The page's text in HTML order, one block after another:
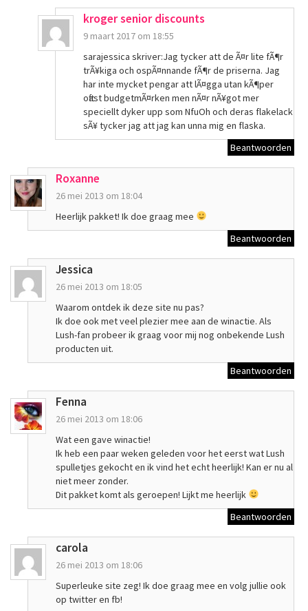
kroger senior discounts
9 maart 2017 om 18:55
sarajessica skriver:Jag tycker att de Ã¤r lite fÃ¶r
trÃ¥kiga och ospÃ¤nnande fÃ¶r de priserna. Jag
har inte mycket pengar att lÃ¤gga utan kÃ¶per
oftast budgetmÃ¤rken men nÃ¤r nÃ¥got mer
speciellt dyker upp som NfuOh och deras flakelack
sÃ¥ tycker jag att jag kan unna mig en flaska.
Beantwoorden
Roxanne
26 mei 2013 om 18:04
Heerlijk pakket! Ik doe graag mee
Beantwoorden
Jessica
26 mei 2013 om 18:05
Waarom ontdek ik deze site nu pas?
Ik doe ook met veel plezier mee aan de winactie. Als
Lush-fan probeer ik graag voor mij nog onbekende Lush
producten uit.
Beantwoorden
Fenna
26 mei 2013 om 18:06
Wat een gave winactie!
Ik heb een paar weken geleden voor het eerst wat Lush
spulletjes gekocht en ik vind het echt heerlijk! Kan er nu al
niet meer zonder.
Dit pakket komt als geroepen! Lijkt me heerlijk
Beantwoorden
carola
26 mei 2013 om 18:06
Superleuke site zeg! Ik doe graag mee en volg jullie ook
op twitter en fb!